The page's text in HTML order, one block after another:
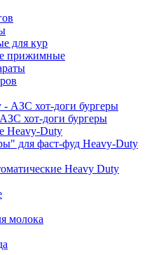
для кур
прижимные
хот-доги бургеры
Heavy-Duty
для фаст-фуд Heavy-Duty
Heavy Duty
молока